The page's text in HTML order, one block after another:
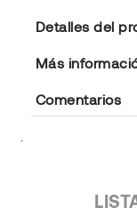
Detalles del
Más
Comentarios